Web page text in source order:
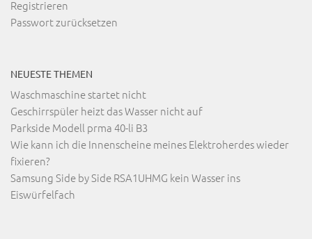
Registrieren
Passwort zurücksetzen
NEUESTE THEMEN
Waschmaschine startet nicht
Geschirrspüler heizt das Wasser nicht auf
Parkside Modell prma 40-li B3
Wie kann ich die Innenscheine meines Elektroherdes wieder
fixieren?
Samsung Side by Side RSA1UHMG kein Wasser ins
Eiswürfelfach